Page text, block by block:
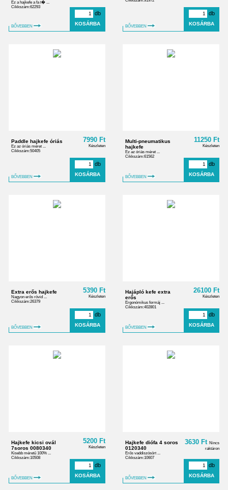
Ez a hajkefe a fa t� ...
Cikkszám:62293
BŐVEBBEN
db
BŐVEBBEN
db
Paddle hajkefe óriás
Ez az óriás méret ...
Cikkszám:50405
BŐVEBBEN
7990 Ft
Készleten
db
Multi-pneumatikus
hajkefe
Ez az óriás méret ...
Cikkszám:61562
BŐVEBBEN
11250 Ft
Készleten
db
Extra erős hajkefe
Nagyon erős rövid ...
Cikkszám:26379
BŐVEBBEN
5390 Ft
Készleten
db
Hajápló kefe extra
erős
Ergonómikus formáj ...
Cikkszám:402801
BŐVEBBEN
26100 Ft
Készleten
db
Hajkefe kicsi ovál
7soros 0080340
Kisebb méretű 100% ...
Cikkszám:10508
BŐVEBBEN
5200 Ft
Készleten
db
Hajkefe diófa 4 soros
0120340
Erős vaddiszósört ...
Cikkszám:10607
BŐVEBBEN
3630 Ft Nincs
raktáron
db